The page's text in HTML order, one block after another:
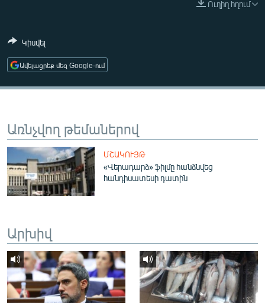
ՄԵԿՆԱԲԱՆՈՒԹՅՈՒՆ
ԱՐԽԻՎ
ՏԵՍԱՆՅՈՒԹԵՐ
ԲԱՆԱՎԵՃ
Հայերեն
English
Русский
Ուղիղ հղում
Կիսվել
Ավելացրեք մեզ Google-ում
Առնչվող թեմաներով
ՄՇԱԿՈՒՅԹ
«Վերադարձ» ֆիլմը հանձնվեց
հանդիսատեսի դատին
Արխիվ